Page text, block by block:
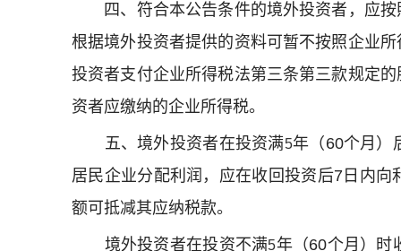
四、符合本公告条件的境外投资者，应按
根据境外投资者提供的资料可暂不按照企业
投资者支付企业所得税法第三条第三款规定
资者应缴纳的企业所得税。
五、境外投资者在投资满5年（ 60个月）
居民企业分配利润，应在收回投资后7日内向
额可抵减其应纳税款。
境外投资者在投资不满5年（60个月）时